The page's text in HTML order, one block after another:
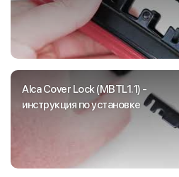
Alca Cover Lock (MBTL1.1) -
инструкция по установке